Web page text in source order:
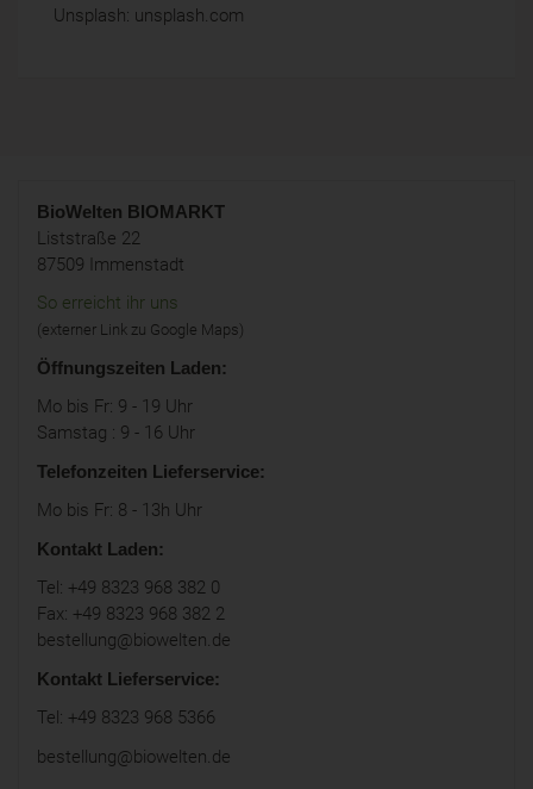
Unsplash: unsplash.com
BioWelten BIOMARKT
Liststraße 22
87509 Immenstadt
So erreicht ihr uns
(externer Link zu Google Maps)
Öffnungszeiten Laden:
Mo bis Fr: 9 - 19 Uhr
Samstag : 9 - 16 Uhr
Telefonzeiten Lieferservice:
Mo bis Fr: 8 - 13h Uhr
Kontakt Laden:
Tel: +49 8323 968 382 0
Fax: +49 8323 968 382 2
bestellung@biowelten.de
Kontakt Lieferservice:
Tel: +49 8323 968 5366
bestellung@biowelten.de